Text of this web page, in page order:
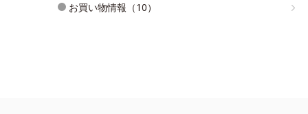
お買い物情報（10）